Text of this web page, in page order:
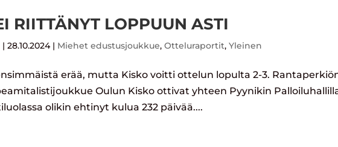
RIITTÄNYT LOPPUUN ASTI
|28.10.2024| Miehet edustusjoukkue,Otteluraportit,Yleinen
erää, mutta Kisko voitti ottelun lopulta 2-3.
Oulun Kisko ottivat yhteen Pyynikin
olikin ehtinyt kulua 232 päivää....